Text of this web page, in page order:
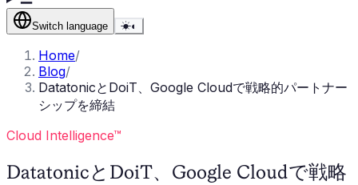
Switch language ☀◐
Home/
Blog/
DatatonicとDoiT、Google Cloudで戦略的パートナー
シップを締結
Cloud Intelligence™
DatatonicとDoiT、Google Cloudで戦略